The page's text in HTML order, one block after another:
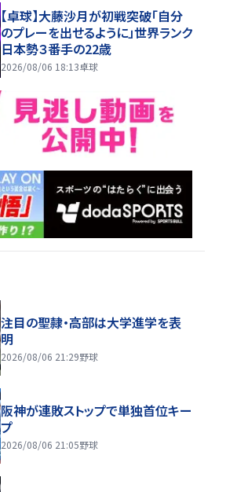
【卓球】大藤沙月が初戦突破「自分
のプレーを出せるように」世界ランク
日本勢３番手の22歳
2026/08/06 18:13卓球
注目の聖隷・高部は大学進学を表
明
2026/08/06 21:29野球
阪神が連敗ストップで単独首位キー
プ
2026/08/06 21:05野球